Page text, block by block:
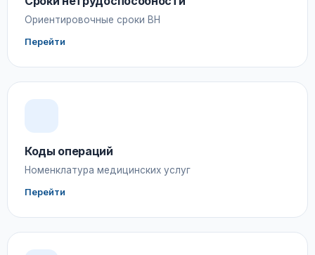
Ориентировочные сроки ВН
Перейти
Коды операций
Номенклатура медицинских услуг
Перейти